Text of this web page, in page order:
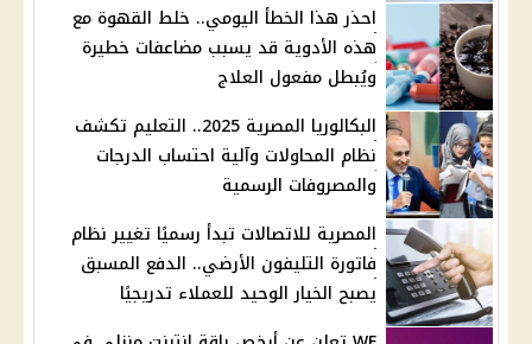
احذر هذا الخطأ اليومي.. خلط القهوة مع
هذه الأدوية قد يسبب مضاعفات خطيرة
ويُبطل مفعول العلاج
البكالوريا المصرية 2025.. التعليم تكشف
نظام المحاولات وآلية احتساب الدرجات
والمصروفات الرسمية
المصرية للاتصالات تبدأ رسميًا تغيير نظام
فاتورة التليفون الأرضي.. الدفع المسبق
يصبح الخيار الوحيد للعملاء تدريجيًا